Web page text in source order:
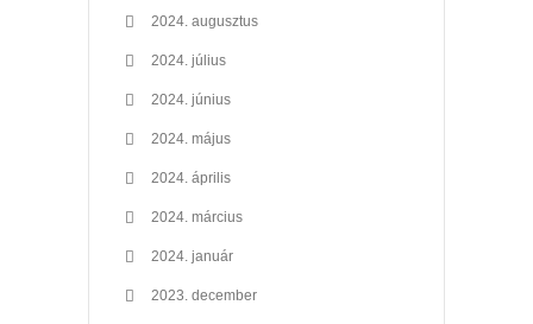
2024. augusztus
2024. július
2024. június
2024. május
2024. április
2024. március
2024. január
2023. december